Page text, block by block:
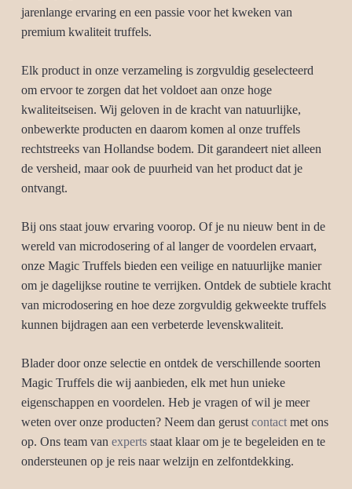
jarenlange ervaring en een passie voor het kweken van
premium kwaliteit truffels.
Elk product in onze verzameling is zorgvuldig geselecteerd
om ervoor te zorgen dat het voldoet aan onze hoge
kwaliteitseisen. Wij geloven in de kracht van natuurlijke,
onbewerkte producten en daarom komen al onze truffels
rechtstreeks van Hollandse bodem. Dit garandeert niet alleen
de versheid, maar ook de puurheid van het product dat je
ontvangt.
Bij ons staat jouw ervaring voorop. Of je nu nieuw bent in de
wereld van microdosering of al langer de voordelen ervaart,
onze Magic Truffels bieden een veilige en natuurlijke manier
om je dagelijkse routine te verrijken. Ontdek de subtiele kracht
van microdosering en hoe deze zorgvuldig gekweekte truffels
kunnen bijdragen aan een verbeterde levenskwaliteit.
Blader door onze selectie en ontdek de verschillende soorten
Magic Truffels die wij aanbieden, elk met hun unieke
eigenschappen en voordelen. Heb je vragen of wil je meer
weten over onze producten? Neem dan gerust contactmet ons
op. Ons team van expertsstaat klaar om je te begeleiden en te
ondersteunen op je reis naar welzijn en zelfontdekking.